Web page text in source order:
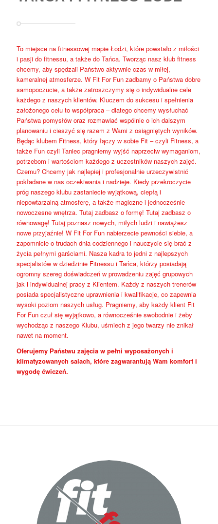
To miejsce na fitnessowej mapie Łodzi, które powstało z miłości
i pasji do fitnessu, a także do Tańca. Tworząc nasz klub fitness
chcemy, aby spędzali Państwo aktywnie czas w miłej,
kameralnej atmosferze. W Fit For Fun zadbamy o Państwa dobre
samopoczucie, a także zatroszczymy się o indywidualne cele
każdego z naszych klientów. Kluczem do sukcesu i spełnienia
założonego celu to współpraca – dlatego chcemy wysłuchać
Państwa pomysłów oraz rozmawiać wspólnie o ich dalszym
planowaniu i cieszyć się razem z Wami z osiągniętych wyników.
Będąc klubem Fitness, który łączy w sobie Fit – czyli Fitness, a
także Fun czyli Taniec pragniemy wyjść naprzeciw wymaganiom,
potrzebom i wartościom każdego z uczestników naszych zajęć.
Czemu? Chcemy jak najlepiej i profesjonalnie urzeczywistnić
pokładane w nas oczekiwania i nadzieje. Kiedy przekroczycie
próg naszego klubu zastaniecie wyjątkową, ciepłą i
niepowtarzalną atmosferę, a także magiczne i jednocześnie
nowoczesne wnętrza. Tutaj zadbasz o formę! Tutaj zadbasz o
równowagę! Tutaj poznasz nowych, miłych ludzi i nawiążesz
nowe przyjaźnie! W Fit For Fun nabierzecie pewności siebie, a
zapomnicie o trudach dnia codziennego i nauczycie się brać z
życia pełnymi garściami. Nasza kadra to jedni z najlepszych
specjalistów w dziedzinie Fitnessu i Tańca, którzy posiadają
ogromny szereg doświadczeń w prowadzeniu zajęć grupowych
jak i indywidualnej pracy z Klientem. Każdy z naszych trenerów
posiada specjalistyczne uprawnienia i kwalifikacje, co zapewnia
wysoki poziom naszych usług. Pragniemy, aby każdy klient Fit
For Fun czuł się wyjątkowo, a równocześnie swobodnie i żeby
wychodząc z naszego Klubu, uśmiech z jego twarzy nie znikał
nawet na moment.
Oferujemy Państwu zajęcia w pełni wyposażonych i
klimatyzowanych salach, które zagwarantują Wam komfort i
wygodę ćwiczeń.